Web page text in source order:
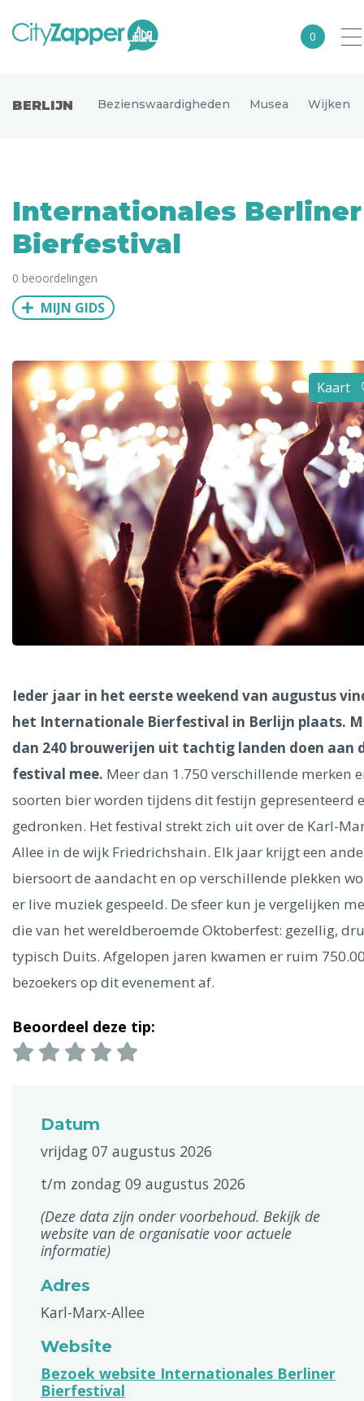
0
Europa
Noord-Amerika
Azië
Andere wereldsteden
Alle steden
Phoenix
Dresden
Ålesund
Parijs Tokio Amsterdam Barcelona Dubai
Milaan
Singapore
Rome Berlijn Mechelen Venetië
Florence
Dublin
Hong Kong München Wenen Budapest
Madrid
Vancouver
Alles bekijken
BERLIJN Bezienswaardigheden Musea Wijken
Internationales Berliner
Bierfestival
0 beoordelingen
MIJN GIDS
Kaart
Ieder jaar in het eerste weekend van augustus
het Internationale Bierfestival in Berlijn plaats.
dan 240 brouwerijen uit tachtig landen doen aan
festival mee. Meer dan 1.750 verschillende merken
soorten bier worden tijdens dit festijn gepresenteerd
gedronken. Het festival strekt zich uit over de Karl-
Allee in de wijk Friedrichshain. Elk jaar krijgt een
biersoort de aandacht en op verschillende plekken
er live muziek gespeeld. De sfeer kun je vergelijken
die van het wereldberoemde Oktoberfest: gezellig,
typisch Duits. Afgelopen jaren kwamen er ruim
bezoekers op dit evenement af.
Beoordeel deze tip:
Datum
vrijdag 07 augustus 2026
t/m zondag 09 augustus 2026
(Deze data zijn onder voorbehoud. Bekijk de
website van de organisatie voor actuele
informatie)
Adres
Karl-Marx-Allee
Website
Bezoek website Internationales Berliner
Bierfestival